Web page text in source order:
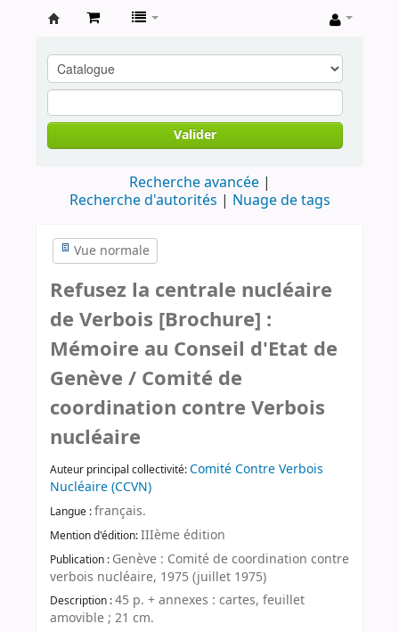
contestataires
Valider
Recherche avancée
Recherche d'autorités
Nuage de tags
Vue normale
Refusez la centrale nucléaire
de Verbois [Brochure] :
Mémoire au Conseil d'Etat de
Genève / Comité de
coordination contre Verbois
nucléaire
Auteur principal collectivité:Comité Contre Verbois
Nucléaire (CCVN)
Langue :français.
Mention d'édition:IIIème édition
Publication : Genève : Comité de coordination contre
verbois nucléaire, 1975 (juillet 1975)
Description :45 p. + annexes : cartes, feuillet
amovible ; 21 cm.